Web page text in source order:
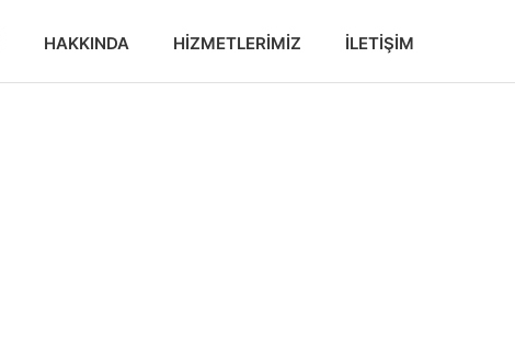
HAKKINDA HIZMETLERIMIZ İLETIŞIM